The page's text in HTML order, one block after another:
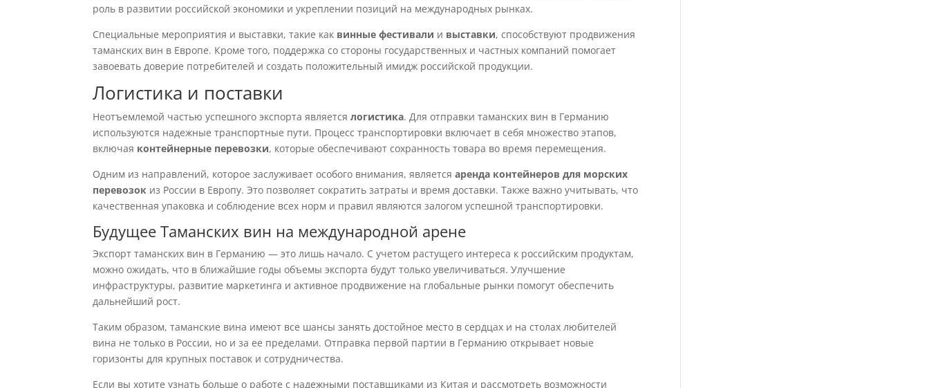
роль в развитии российской экономики и укреплении позиций на международных рынках.
Специальные мероприятия и выставки, такие как винные фестивали и выставки, способствуют продвижения
таманских вин в Европе. Кроме того, поддержка со стороны государственных и частных компаний помогает
завоевать доверие потребителей и создать положительный имидж российской продукции.
Логистика и поставки
Неотъемлемой частью успешного экспорта являетсялогистика. Для отправки таманских вин в Германию
используются надежные транспортные пути. Процесс транспортировки включает в себя множество этапов,
включая контейнерные перевозки, которые обеспечивают сохранность товара во время перемещения.
Одним из направлений, которое заслуживает особого внимания, являетсяаренда контейнеров для морских
перевозок из России в Европу. Это позволяет сократить затраты и время доставки. Также важно учитывать, что
качественная упаковка и соблюдение всех норм и правил являются залогом успешной транспортировки.
Будущее Таманских вин на международной арене
Экспорт таманских вин в Германию — это лишь начало. С учетом растущего интереса к российским продуктам,
можно ожидать, что в ближайшие годы объемы экспорта будут только увеличиваться. Улучшение
инфраструктуры, развитие маркетинга и активное продвижение на глобальные рынки помогут обеспечить
дальнейший рост.
Таким образом, таманские вина имеют все шансы занять достойное место в сердцах и на столах любителей
вина не только в России, но и за ее пределами. Отправка первой партии в Германию открывает новые
горизонты для крупных поставок и сотрудничества.
Если вы хотите узнать больше о работе с надежными поставщиками из Китая и рассмотреть возможности